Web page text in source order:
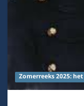
Zomerreeks 2025: